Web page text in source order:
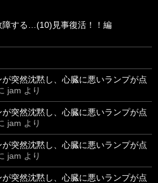
障する…(10)見事復活！！編
が突然沈黙し、心臓に悪いランプが点
jam より
が突然沈黙し、心臓に悪いランプが点
jam より
が突然沈黙し、心臓に悪いランプが点
jam より
が突然沈黙し、心臓に悪いランプが点